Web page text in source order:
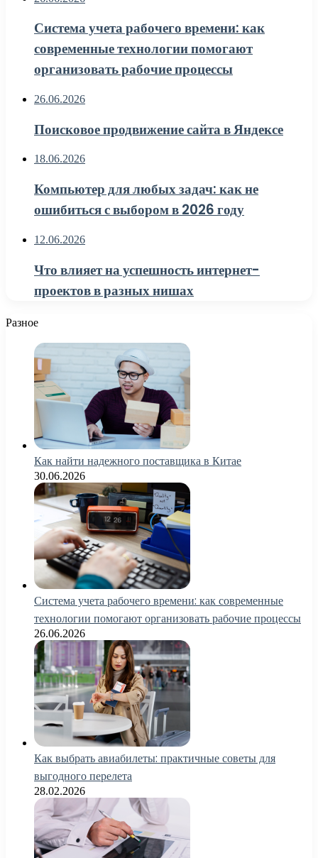
Система учета рабочего времени: как
современные технологии помогают
организовать рабочие процессы
26.06.2026
Поисковое продвижение сайта в Яндексе
18.06.2026
Компьютер для любых задач: как не
ошибиться с выбором в 2026 году
12.06.2026
Что влияет на успешность интернет-
проектов в разных нишах
Разное
Как найти надежного поставщика в Китае
30.06.2026
Система учета рабочего времени: как современные
технологии помогают организовать рабочие процессы
26.06.2026
Как выбрать авиабилеты: практичные советы для
выгодного перелета
28.02.2026